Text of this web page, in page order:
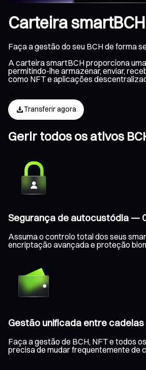
Carteira
Faça a gestão do seu BCH de forma
A carteira smartBCH proporciona
permitindo-lhe armazenar, enviar,
como NFT e aplicações
Transferir agora
Gerir todos os ativos
Segurança de autocustódia —
Assuma o controlo total dos seus
encriptação avançada e proteção
Gestão unificada entre
Faça a gestão de BCH, NFT e todos
precisa de mudar frequentemente de